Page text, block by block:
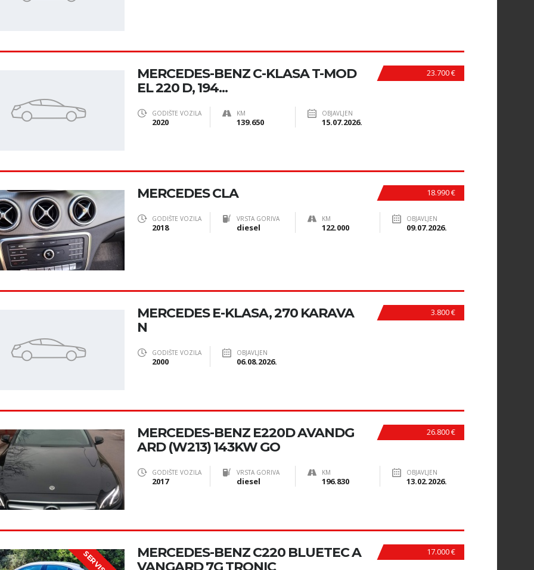
23.700 €
MERCEDES-BENZ C-KLASA T-MOD
EL 220 D, 194...
GODIŠTE VOZILA
2020
KM
139.650
OBJAVLJEN
15.07.2026.
18.990 €
MERCEDES CLA
GODIŠTE VOZILA
2018
VRSTA GORIVA
diesel
KM
122.000
OBJAVLJEN
09.07.2026.
3.800 €
MERCEDES E-KLASA, 270 KARAVA
N
GODIŠTE VOZILA
2000
OBJAVLJEN
06.08.2026.
26.800 €
MERCEDES-BENZ E220D AVANDG
ARD (W213) 143KW GO
GODIŠTE VOZILA
2017
VRSTA GORIVA
diesel
KM
196.830
OBJAVLJEN
13.02.2026.
17.000 €
MERCEDES-BENZ C220 BLUETEC A
VANGARD 7G TRONIC